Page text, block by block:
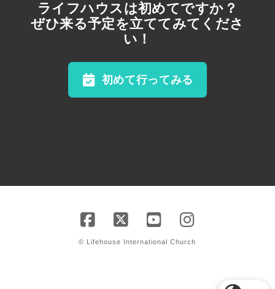
ライフハウスは初めてですか？
ぜひ来る予定を立ててみてくださ
い！
初めて行ってみる
© Lifehouse International Church